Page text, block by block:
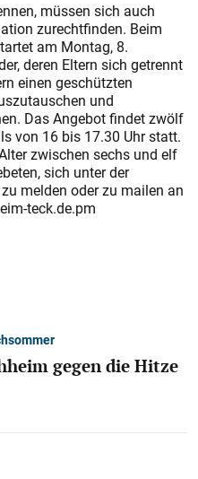
müssen sich auch
zurechtfinden. Beim
am Montag, 8.
deren Eltern sich getrennt
einen geschützten
und
Das Angebot findet zwölf
von 16 bis 17.30 Uhr statt.
zwischen sechs und elf
sich unter der
melden oder zu mailen an
teck.de.pm
gegen die Hitze